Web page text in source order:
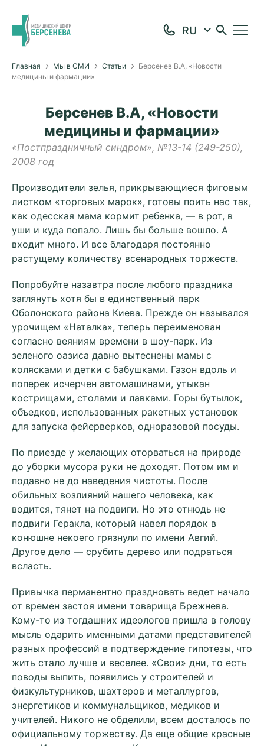
Главная Мы в СМИ Статьи
Берсенев В.А, «Новости
медицины и фармации»
Берсенев В.А, «Новости
медицины и фармации»
«Постпраздничный синдром», №13-14 (249-250),
2008 год
Производители зелья, прикрывающиеся фиговым
листком «торговых марок», готовы поить нас так,
как одесская мама кормит ребенка, — в рот, в
уши и куда попало. Лишь бы больше вошло. А
входит много. И все благодаря постоянно
растущему количеству всенародных торжеств.
Попробуйте назавтра после любого праздника
заглянуть хотя бы в единственный парк
Оболонского района Киева. Прежде он назывался
урочищем «Наталка», теперь переименован
согласно веяниям времени в шоу-парк. Из
зеленого оазиса давно вытеснены мамы с
колясками и детки с бабушками. Газон вдоль и
поперек исчерчен автомашинами, утыкан
кострищами, столами и лавками. Горы бутылок,
объедков, использованных ракетных установок
для запуска фейерверков, одноразовой посуды.
По приезде у желающих оторваться на природе
до уборки мусора руки не доходят. Потом им и
подавно не до наведения чистоты. После
обильных возлияний нашего человека, как
водится, тянет на подвиги. Но это отнюдь не
подвиги Геракла, который навел порядок в
конюшне некоего грязнули по имени Авгий.
Другое дело — срубить дерево или подраться
всласть.
Привычка перманентно праздновать ведет начало
от времен застоя имени товарища Брежнева.
Кому-то из тогдашних идеологов пришла в голову
мысль одарить именными датами представителей
разных профессий в подтверждение гипотезы, что
жить стало лучше и веселее. «Свои» дни, то есть
поводы выпить, появились у строителей и
физкультурников, шахтеров и металлургов,
энергетиков и коммунальщиков, медиков и
учителей. Никого не обделили, всем досталось по
официальному торжеству. Да еще общие красные